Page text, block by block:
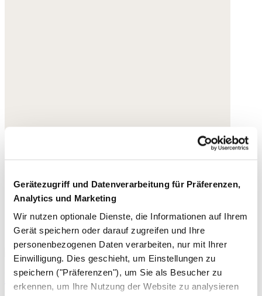
Gerätezugriff und Datenverarbeitung für Präferenzen,
Analytics und Marketing
Wir nutzen optionale Dienste, die Informationen auf Ihrem
Gerät speichern oder darauf zugreifen und Ihre
personenbezogenen Daten verarbeiten, nur mit Ihrer
Einwilligung. Dies geschieht, um Einstellungen zu
speichern ("Präferenzen"), um Sie als Besucher zu
erkennen, um Ihre Nutzung der Website zu analysieren
Espadrilles mit gekreuzter Front